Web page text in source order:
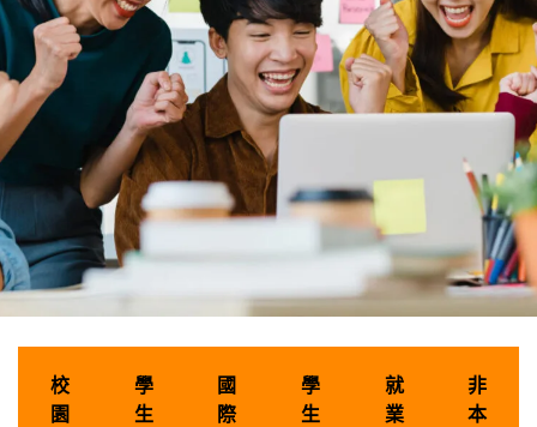
學生輔
導服務
校
園
學
生
國
際
學
生
就
業
非
本